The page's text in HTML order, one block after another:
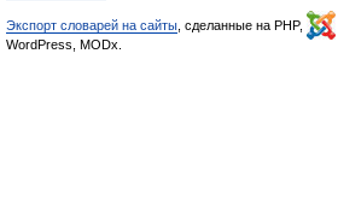
Экспорт словарей на сайты , сделанные на PHP,
WordPress, MODx.